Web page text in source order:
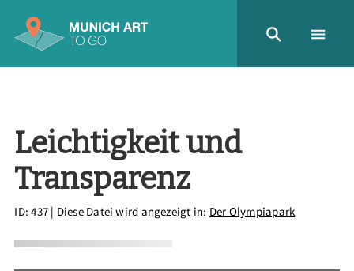
Leichtigkeit und
Transparenz
ID: 437| Diese Datei wird angezeigt in: Der Olympiapark